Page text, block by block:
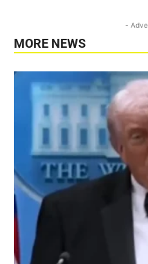
-
MORE NEWS